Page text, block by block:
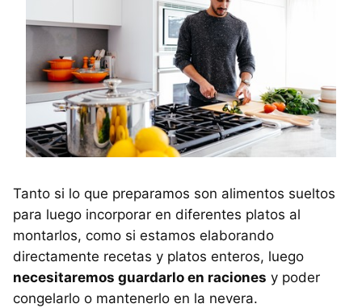
Tanto si lo que preparamos son alimentos sueltos
para luego incorporar en diferentes platos al
montarlos, como si estamos elaborando
directamente recetas y platos enteros, luego
necesitaremos guardarlo en raciones y poder
congelarlo o mantenerlo en la nevera.